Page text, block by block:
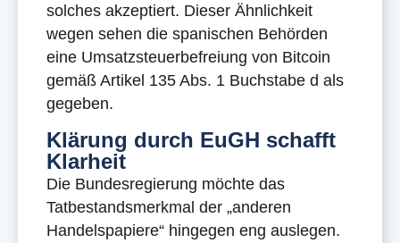
solches akzeptiert. Dieser Ähnlichkeit
wegen sehen die spanischen Behörden
eine Umsatzsteuerbefreiung von Bitcoin
gemäß Artikel 135 Abs. 1 Buchstabe d als
gegeben.
Klärung durch EuGH schafft
Klarheit
Die Bundesregierung möchte das
Tatbestandsmerkmal der „anderen
Handelspapiere“ hingegen eng auslegen.